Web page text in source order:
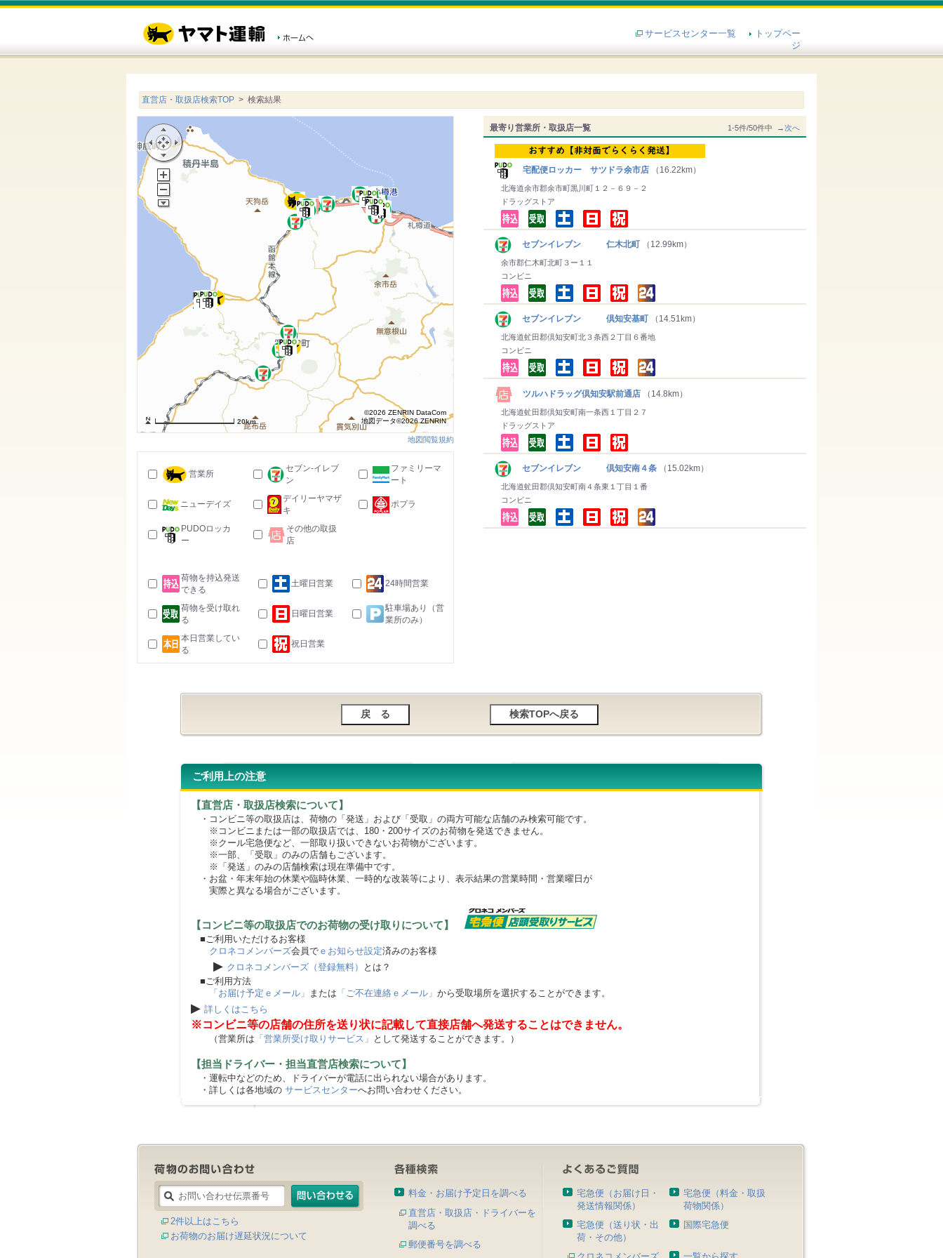
サービスセンター一覧
トップペー
ジ
直営店・取扱店検索TOP > 検索結果
最寄り営業所・取扱店一覧 1-5件/50件中 →次へ
宅配便ロッカー サツドラ余市店 （16.22km）
北海道余市郡余市町黒川町１２－６９－２
ドラッグストア
セブンイレブン 仁木北町 （12.99km）
余市郡仁木町北町３ー１１
コンビニ
セブンイレブン 倶知安基町 （14.51km）
北海道虻田郡倶知安町北３条西２丁目６番地
コンビニ
ツルハドラッグ倶知安駅前通店 （14.8km）
北海道虻田郡倶知安町南一条西１丁目２７
ドラッグストア
セブンイレブン 倶知安南４条 （15.02km）
北海道虻田郡倶知安町南４条東１丁目１番
コンビニ
20km
©2026 ZENRIN DataCom
地図データ©2026 ZENRIN
地図閲覧規約
営業所
セブン-イレブ
ン
ファミリーマ
ート
ニューデイズ
デイリーヤマザ
キ
ポプラ
PUDOロッカ
ー
その他の取扱
店
荷物を持込発送
できる
土曜日営業 24時間営業
荷物を受け取れ
る
日曜日営業
駐車場あり（営
業所のみ）
本日営業してい
る
祝日営業
ご利用上の注意
【直営店・取扱店検索について】
・コンビニ等の取扱店は、荷物の「発送」および「受取」の両方可能な店舗のみ検索可能です。
※コンビニまたは一部の取扱店では、180・200サイズのお荷物を発送できません。
※クール宅急便など、一部取り扱いできないお荷物がございます。
※一部、「受取」のみの店舗もございます。
※「発送」のみの店舗検索は現在準備中です。
・お盆・年末年始の休業や臨時休業、一時的な改装等により、表示結果の営業時間・営業曜日が
実際と異なる場合がございます。
【コンビニ等の取扱店でのお荷物の受け取りについて】
■ご利用いただけるお客様
クロネコメンバーズ会員で ｅお知らせ設定済みのお客様
▶ クロネコメンバーズ（登録無料）
とは？
■ご利用方法
「お届け予定ｅメール」 または 「ご不在連絡ｅメール」 から受取場所を選択することができます。
▶ 詳しくはこちら
※コンビニ等の店舗の住所を送り状に記載して直接店舗へ発送することはできません。
（営業所は 「営業所受け取りサービス」 として発送することができます。）
【担当ドライバー・担当直営店検索について】
・運転中などのため、ドライバーが電話に出られない場合があります。
・詳しくは各地域の サービスセンターへお問い合わせください。
2件以上はこちら
お荷物のお届け遅延状況について
料金・お届け予定日を調べる
直営店・取扱店・ドライバーを
調べる
郵便番号を調べる
宅急便（お届け日・
発送情報関係）
宅急便（料金・取扱
荷物関係）
宅急便（送り状・出
荷・その他）
国際宅急便